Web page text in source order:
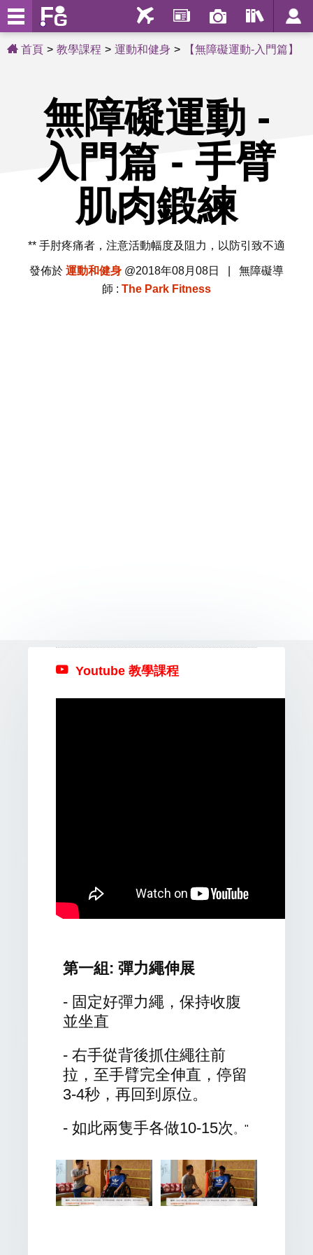
首頁 教學課程 運動和健身 【無障礙運動-入門篇】
無障礙運動 -
入門篇 - 手臂
肌肉鍛練
** 手肘疼痛者，注意活動幅度及阻力，以防引致不適
發佈於 運動和健身 @2018年08月08日 | 無障礙導
師 : The Park Fitness
Youtube 教學課程
第一組: 彈力繩伸展
- 固定好彈力繩，保持收腹
並坐直
- 右手從背後抓住繩往前
拉，至手臂完全伸直，停留
3-4秒，再回到原位。
- 如此兩隻手各做10-15次 。"